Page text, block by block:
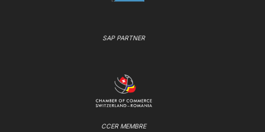
SAP PARTNER
CCER MEMBRE